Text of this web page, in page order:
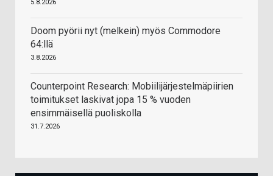
5.8.2026
Doom pyörii nyt (melkein) myös Commodore
64:llä
3.8.2026
Counterpoint Research: Mobiilijärjestelmäpiirien
toimitukset laskivat jopa 15 % vuoden
ensimmäisellä puoliskolla
31.7.2026